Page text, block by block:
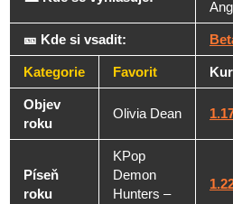
🎫 Kde si vsadit:
Kategorie Favorit
Objev
roku
Olivia Dean
Píseň
roku
KPop
Demon
Hunters –